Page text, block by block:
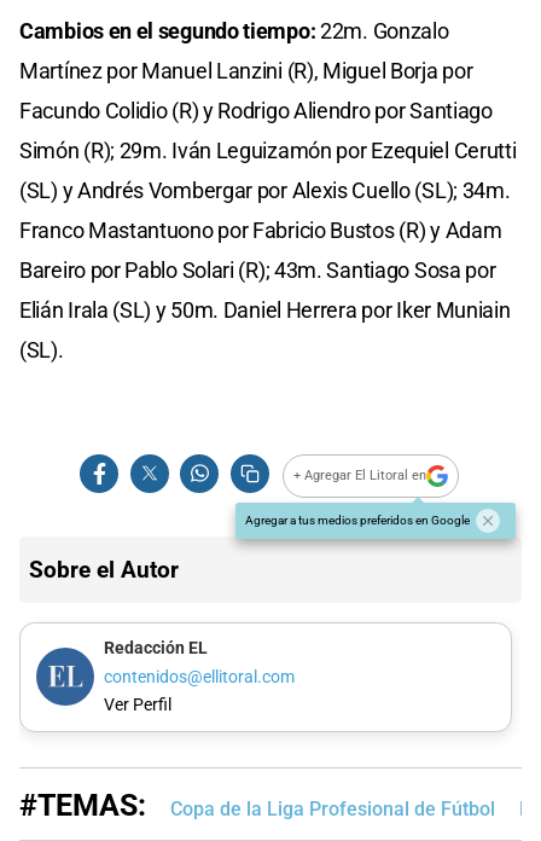
Cambios en el segundo tiempo:22m. Gonzalo
Martínez por Manuel Lanzini (R), Miguel Borja por
Facundo Colidio (R) y Rodrigo Aliendro por Santiago
Simón (R); 29m. Iván Leguizamón por Ezequiel Cerutti
(SL) y Andrés Vombergar por Alexis Cuello (SL); 34m.
Franco Mastantuono por Fabricio Bustos (R) y Adam
Bareiro por Pablo Solari (R); 43m. Santiago Sosa por
Elián Irala (SL) y 50m. Daniel Herrera por Iker Muniain
(SL).
+ Agregar El Litoral en
Agregar a tus medios preferidos en Google
Sobre el Autor
Redacción EL
contenidos@ellitoral.com
Ver Perfil
#TEMAS: Copa de la Liga Profesional de Fútbol